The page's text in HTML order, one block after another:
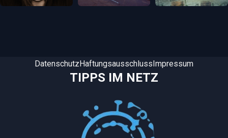
TIPPS IM NETZ
DatenschutzHaftungsausschlussImpressum